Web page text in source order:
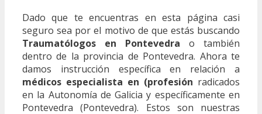
Dado que te encuentras en esta página casi
seguro sea por el motivo de que estás buscando
Traumatólogos en Pontevedra o también
dentro de la provincia de Pontevedra. Ahora te
damos instrucción específica en relación a
médicos especialista en (profesión radicados
en la Autonomía de Galicia y específicamente en
Pontevedra (Pontevedra). Estos son nuestras